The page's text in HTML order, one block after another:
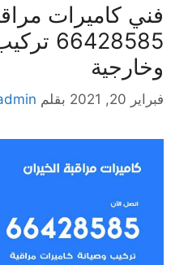
فني كاميرات
وخارجية
فبراير 20, 2021 بقلم